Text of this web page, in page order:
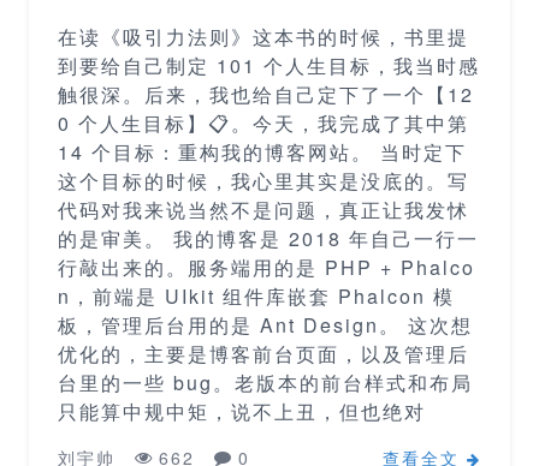
在读《吸引力法则》这本书的时候，书里提
到要给自己制定 101 个人生目标，我当时感
触很深。后来，我也给自己定下了一个【12
0 个人生目标】📋。今天，我完成了其中第
14 个目标：重构我的博客网站。 当时定下
这个目标的时候，我心里其实是没底的。写
代码对我来说当然不是问题，真正让我发怵
的是审美。 我的博客是 2018 年自己一行一
行敲出来的。服务端用的是 PHP + Phalco
n，前端是 UIkit 组件库嵌套 Phalcon 模
板，管理后台用的是 Ant Design。 这次想
优化的，主要是博客前台页面，以及管理后
台里的一些 bug。老版本的前台样式和布局
只能算中规中矩，说不上丑，但也绝对
刘宇帅 662 0 查看全文